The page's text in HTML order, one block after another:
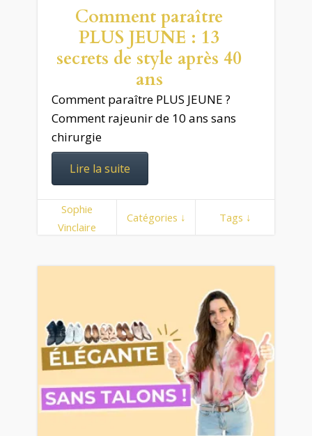
Comment paraître
PLUS JEUNE : 13
secrets de style après 40
ans
Comment paraître PLUS JEUNE ?
Comment rajeunir de 10 ans sans
chirurgie
Lire la suite
Sophie
Vinclaire
Catégories ↓ Tags ↓